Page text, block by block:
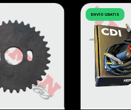
ENVÍO GRATIS